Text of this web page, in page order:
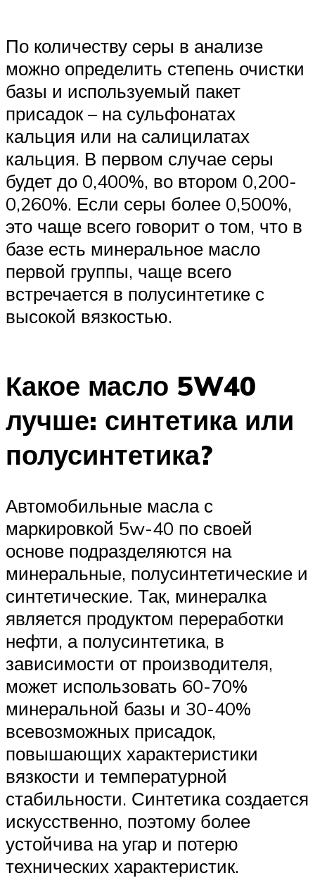
По количеству серы в анализе
можно определить степень очистки
базы и используемый пакет
присадок – на сульфонатах
кальция или на салицилатах
кальция. В первом случае серы
будет до 0,400%, во втором 0,200-
0,260%. Если серы более 0,500%,
это чаще всего говорит о том, что в
базе есть минеральное масло
первой группы, чаще всего
встречается в полусинтетике с
высокой вязкостью.
Какое масло 5W40
лучше: синтетика или
полусинтетика?
Автомобильные масла с
маркировкой 5w-40 по своей
основе подразделяются на
минеральные, полусинтетические и
синтетические. Так, минералка
является продуктом переработки
нефти, а полусинтетика, в
зависимости от производителя,
может использовать 60-70%
минеральной базы и 30-40%
всевозможных присадок,
повышающих характеристики
вязкости и температурной
стабильности. Синтетика создается
искусственно, поэтому более
устойчива на угар и потерю
технических характеристик.